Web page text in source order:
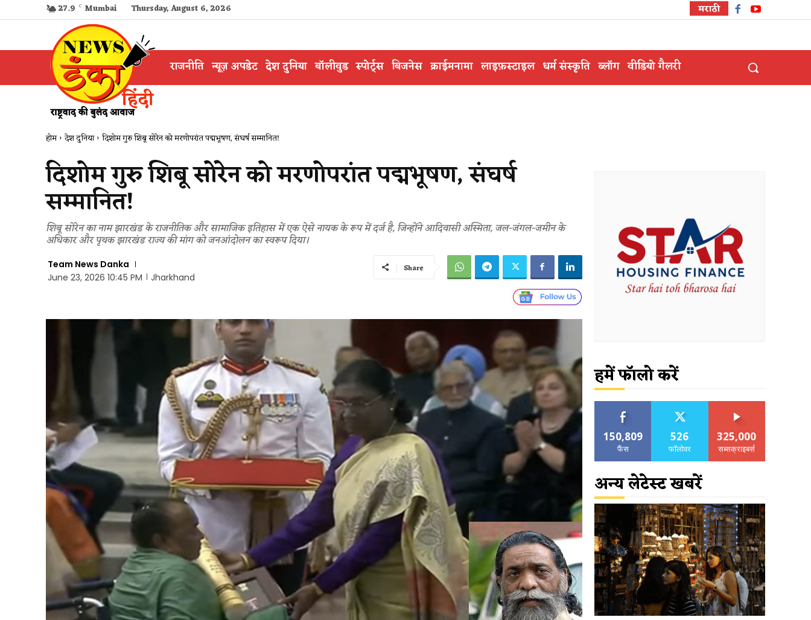
27.9 C Mumbai Thursday, August 6, 2026 मराठी
राजनीति न्यूज़ अपडेट देश दुनिया बॉलीवुड स्पोर्ट्स बिजनेस क्राईमनामा लाइफ़स्टाइल धर्म संस्कृति ब्लॉग वीडियो गैलरी
होम देश दुनिया दिशोम गुरु शिबू सोरेन को मरणोपरांत पद्मभूषण, संघर्ष सम्मानित!
दिशोम गुरु शिबू सोरेन को मरणोपरांत पद्मभूषण, संघर्ष
सम्मानित!
​शिबू सोरेन का नाम झारखंड के राजनीतिक और सामाजिक इतिहास में एक ऐसे नायक के रूप में दर्ज है, जिन्होंने आदिवासी अस्मिता, जल-जंगल-जमीन के
अधिकार और पृथक झारखंड राज्य की मांग को जनआंदोलन का स्वरूप दिया।
Team News Danka
June 23, 2026 10:45 PM
Jharkhand
Share
हमें फॉलो करें
150,809
फैंस
526
फॉलोवर
325,000
सब्सक्राइबर्स
अन्य लेटेस्ट खबरें